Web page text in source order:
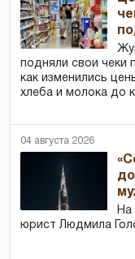
подняли свои чеки
как изменились
хлеба и молока до
04 августа 2026
На
юрист Людмила